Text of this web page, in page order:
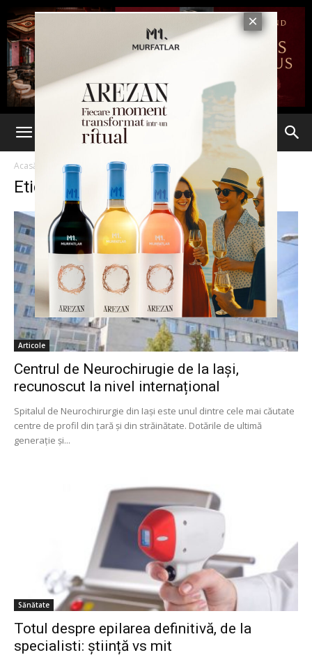
Acasă Etichete Specialisti
Etichetă: specialisti
Articole
Centrul de Neurochirugie de la Iași,
recunoscut la nivel internațional
Spitalul de Neurochirurgie din Iași este unul dintre cele mai căutate
centre de profil din țară și din străinătate. Dotările de ultimă
generație și...
Sănătate
Totul despre epilarea definitivă, de la
specialisti: știință vs mit